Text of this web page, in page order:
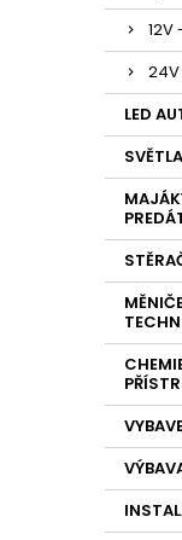
LED
SVĚTLA